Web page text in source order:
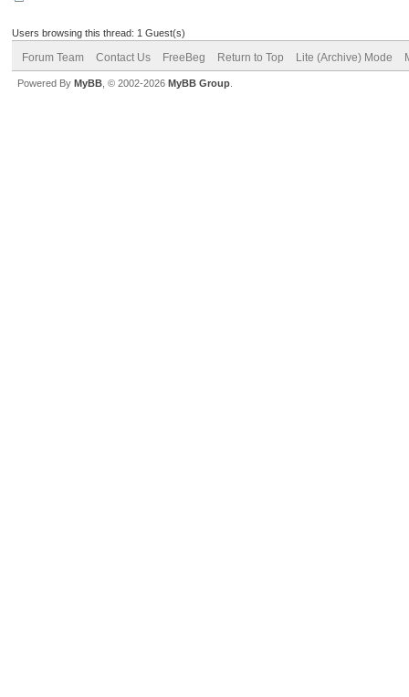
Users browsing this thread: 1 Guest(s)
Forum Team Contact Us FreeBeg Return to Top Lite (Archive) Mode
Powered By MyBB , © 2002-2026 MyBB Group